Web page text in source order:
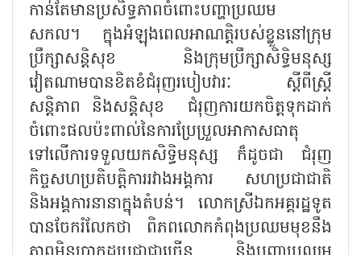
កាន់តែមានប្រសិទ្ធភាពចំពោះបញ្ហាប្រឈម
សកល។ ក្នុងអំឡុងពេលអាណត្តិរបស់ខ្លួននៅក្រុម
ប្រឹក្សាសន្តិសុខ និងក្រុមប្រឹក្សាសិទ្ធិមនុស្ស
វៀតណាមបានខិតខំជំរុញរបៀបវារៈ ស្តីពីស្ត្រី
សន្តិភាព និងសន្តិសុខ ជំរុញការយកចិត្តទុកដាក់
ចំពោះផលប៉ះពាល់នៃការប្រែប្រួលអាកាសធាតុ
ទៅលើការទទួលយកសិទ្ធិមនុស្ស ក៏ដូចជា ជំរុញ
កិច្ចសហប្រតិបត្តិការរវាងអង្គការ សហប្រជាជាតិ
និងអង្គការនានាក្នុងតំបន់។ លោកស្រីឯកអគ្គរដ្ឋទូត
បានចែករំលែកថា ពិភពលោកកំពុងប្រឈមមុខនឹង